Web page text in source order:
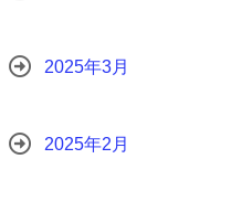
2025年3月
2025年2月